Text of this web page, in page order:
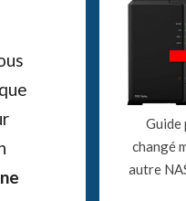
Guide
changé
autre